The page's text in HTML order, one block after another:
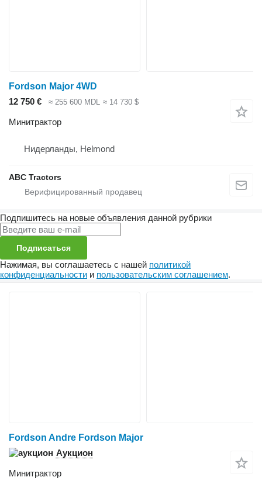
Fordson Major 4WD
12 750 €
≈ 255 600 MDL ≈ 14 730 $
Минитрактор
Нидерланды, Helmond
ABC Tractors
Подпишитесь на новые объявления данной рубрики
Подписаться
Нажимая, вы соглашаетесь с нашей политикой
конфиденциальности и пользовательским соглашением.
Fordson Andre Fordson Major
Аукцион
Минитрактор